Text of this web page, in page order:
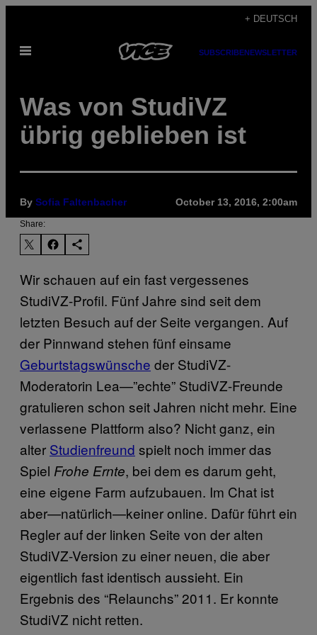
content
+ DEUTSCH
Open
SUBSCRIBENEWSLETTER
Was von StudiVZ
übrig geblieben ist
By Sofia Faltenbacher October 13, 2016, 2:00am
Share:
Wir schauen auf ein fast vergessenes
StudiVZ-Profil. Fünf Jahre sind seit dem
letzten Besuch auf der Seite vergangen. Auf
der Pinnwand stehen fünf einsame
Geburtstagswünsche der StudiVZ-
Moderatorin Lea—”echte” StudiVZ-Freunde
gratulieren schon seit Jahren nicht mehr. Eine
verlassene Plattform also? Nicht ganz, ein
alter Studienfreund spielt noch immer das
Spiel Frohe Ernte, bei dem es darum geht,
eine eigene Farm aufzubauen. Im Chat ist
aber—natürlich—keiner online. Dafür führt ein
Regler auf der linken Seite von der alten
StudiVZ-Version zu einer neuen, die aber
eigentlich fast identisch aussieht. Ein
Ergebnis des “Relaunchs” 2011. Er konnte
StudiVZ nicht retten.